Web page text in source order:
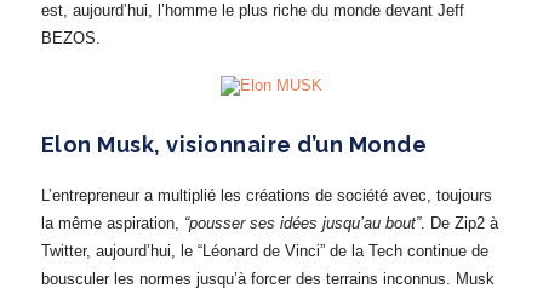
est, aujourd’hui, l’homme le plus riche du monde devant Jeff
BEZOS.
Elon Musk, visionnaire d’un Monde
L’entrepreneur a multiplié les créations de société avec, toujours
la même aspiration, “pousser ses idées jusqu’au bout”. De Zip2 à
Twitter, aujourd’hui, le “Léonard de Vinci” de la Tech continue de
bousculer les normes jusqu’à forcer des terrains inconnus. Musk